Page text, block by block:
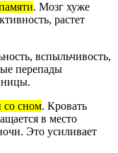
. Мозг хуже
растет
вспыльчивость,
перепады
со сном. Кровать
в место
Это усиливает